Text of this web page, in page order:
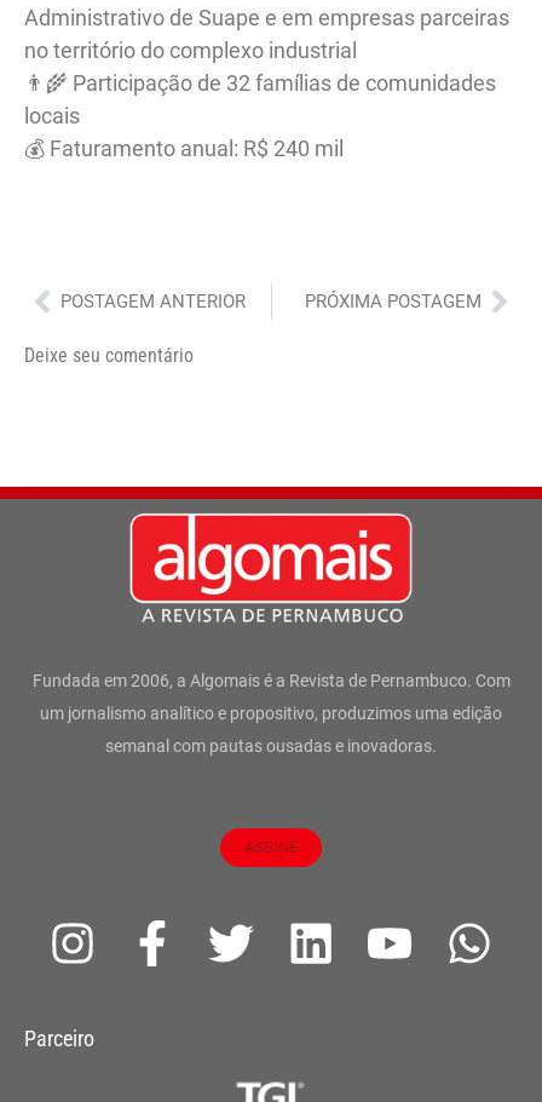
Administrativo de Suape e em empresas parceiras
no território do complexo industrial
👨‍🌾 Participação de 32 famílias de comunidades
locais
💰 Faturamento anual: R$ 240 mil
Anterior
POSTAGEM ANTERIOR PRÓXIMA POSTAGEM
Deixe seu comentário
Fundada em 2006, a Algomais é a Revista de Pernambuco. Com
um jornalismo analítico e propositivo, produzimos uma edição
semanal com pautas ousadas e inovadoras.
ASSINE
I
s
F
a
T
t
L
Y
W
Parceiro